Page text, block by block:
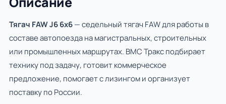
Тягач FAW J6 6х6— седельный тягач FAW для работы в
составе автопоезда на магистральных, строительных
или промышленных маршрутах. ВМС Тракс подбирает
технику под задачу, готовит коммерческое
предложение, помогает с лизингом и организует
поставку по России.